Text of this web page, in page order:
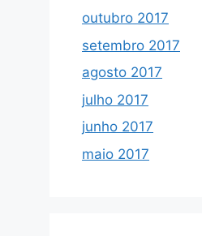
outubro 2017
setembro 2017
agosto 2017
julho 2017
junho 2017
maio 2017